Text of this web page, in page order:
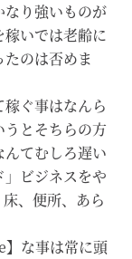
り強いものが
いでは老齢に
のは否めま
ぐ事はなんら
とそちらの方
てむしろ遅い
ビジネスをや
、便所、あら
な事は常に頭